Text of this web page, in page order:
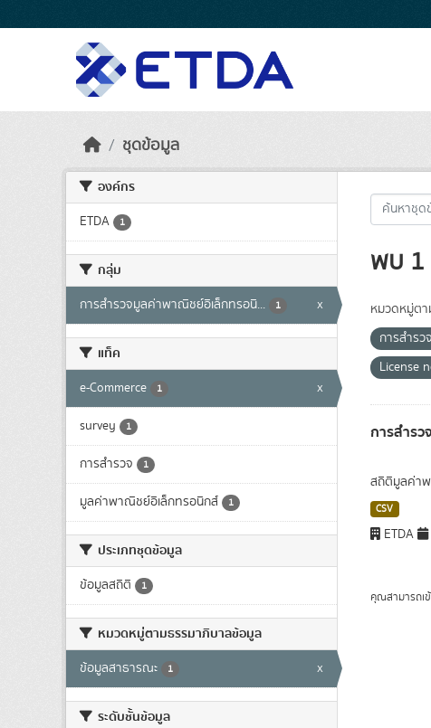
ชุดข้อมูล
องค์กร
ETDA 1
กลุ่ม
การสำรวจมูลค่าพาณิชย์อิเล็กทรอนิ... 1 x
แท็ค
e-Commerce 1 x
survey 1
การสำรวจ 1
มูลค่าพาณิชย์อิเล็กทรอนิกส์ 1
ประเภทชุดข้อมูล
ข้อมูลสถิติ 1
หมวดหมู่ตามธรรมาภิบาลข้อมูล
ข้อมูลสาธารณะ 1 x
ระดับชั้นข้อมูล
พบ 1
หมวดหมู่ต
การสำร
License
การสำร
สถิติมูลค่าพ
CSV
ETDA
คุณสามารถเ